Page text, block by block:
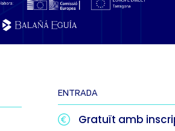
ENTRADA
Gratuït amb